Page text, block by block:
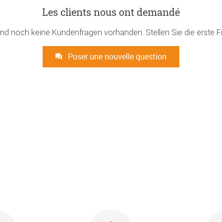
Les clients nous ont demandé
noch keine Kundenfragen vorhanden. Stellen Sie die erste
Poser une nouvelle question